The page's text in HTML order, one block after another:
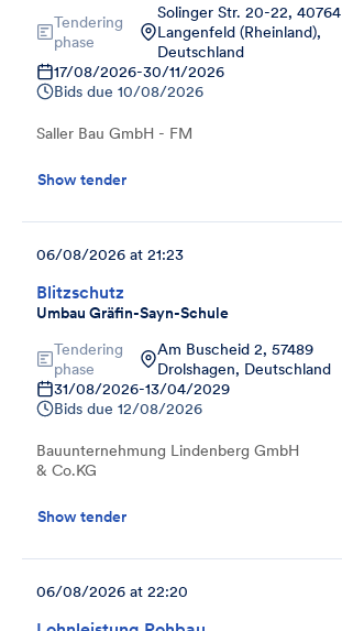
Tendering
phase
Solinger Str. 20-22, 40764
Langenfeld (Rheinland),
Deutschland
17/08/2026-30/11/2026
Bids due 10/08/2026
Saller Bau GmbH - FM
Show tender
Blitzschutz
Umbau Gräfin-Sayn-Schule
06/08/2026 at 21:23
Tendering
phase
Am Buscheid 2, 57489
Drolshagen, Deutschland
31/08/2026-13/04/2029
Bids due 12/08/2026
Bauunternehmung Lindenberg GmbH
& Co.KG
Show tender
06/08/2026 at 22:20